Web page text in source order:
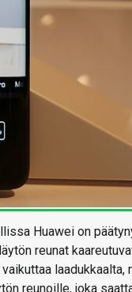
Huawei on
reunat
laadukkaalta,
reunoille, joka